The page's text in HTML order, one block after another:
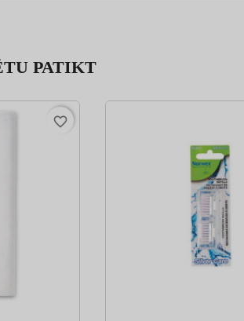
PATIKT
favorite_border